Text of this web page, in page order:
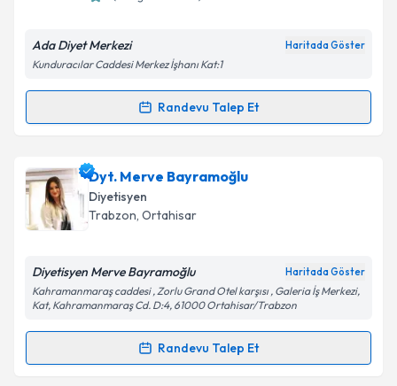
Kişisel verilerimin işlenmesine ilişkinAydınlatma
'ni okudum ve kişisel verilerimin belirtilen
Takvim Talebini Gönder
Ada Diyet Merkezi Haritada Göster
Kunduracılar Caddesi Merkez İşhanı Kat:1
Randevu Talep Et
Randevu Takvimi Talebi
Dyt. Erden Abdüsselamiçin randevu takvimi talebi
oluşturun. Size bu uzmandan randevu almanız için bir
takvim hazırlandığında e-posta ile bilgilendireceğiz.
Kişisel verilerimin işlenmesine ilişkinAydınlatma
'ni okudum ve kişisel verilerimin belirtilen
kapsamda işlenmesini kabul ediyorum.
Dyt. Merve Bayramoğlu
Diyetisyen
Trabzon, Ortahisar
Diyetisyen Merve Bayramoğlu Haritada Göster
Kahramanmaraş caddesi , Zorlu Grand Otel karşısı , Galeria İş Merkezi,
Kat, Kahramanmaraş Cd. D:4, 61000 Ortahisar/Trabzon
Randevu Talep Et
Randevu Takvimi Talebi